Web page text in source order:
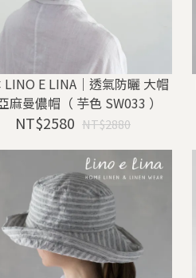
LINO E LINA｜透氣防曬 大帽
麻曼儂帽（ 芋色 SW033 ）
NT$2580 NT$2880